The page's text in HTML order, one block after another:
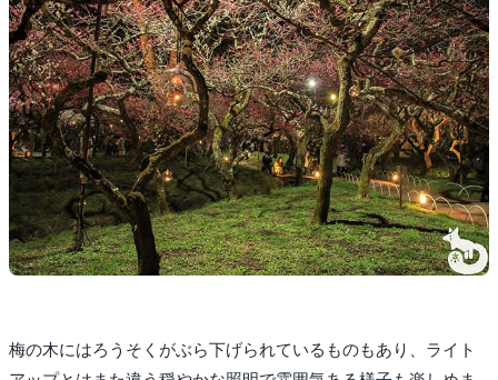
梅の木にはろうそくがぶら下げられているものもあり、ライト